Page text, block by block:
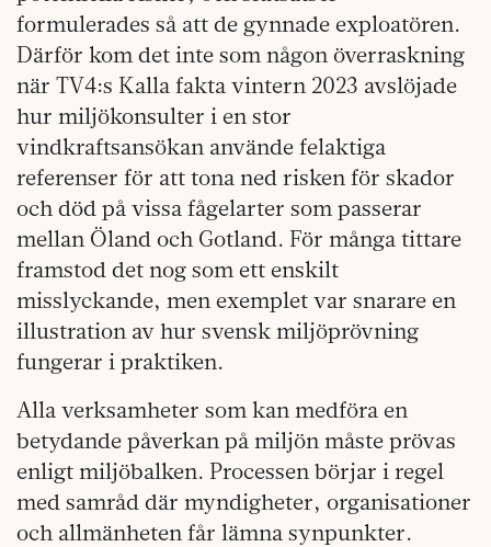
formulerades så att de gynnade exploatören.
Därför kom det inte som någon överraskning
när TV4:s Kalla fakta vintern 2023 avslöjade
hur miljökonsulter i en stor
vindkraftsansökan använde felaktiga
referenser för att tona ned risken för skador
och död på vissa fågelarter som passerar
mellan Öland och Gotland. För många tittare
framstod det nog som ett enskilt
misslyckande, men exemplet var snarare en
illustration av hur svensk miljöprövning
fungerar i praktiken.
Alla verksamheter som kan medföra en
betydande påverkan på miljön måste prövas
enligt miljöbalken. Processen börjar i regel
med samråd där myndigheter, organisationer
och allmänheten får lämna synpunkter.